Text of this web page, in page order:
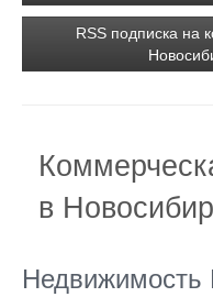
RSS подписка на
в
Недвижимость